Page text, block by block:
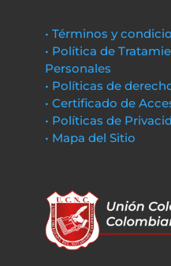
• Términos y
• Política de
Personales
• Políticas de
• Certificado de
• Políticas de
• Mapa del Sitio